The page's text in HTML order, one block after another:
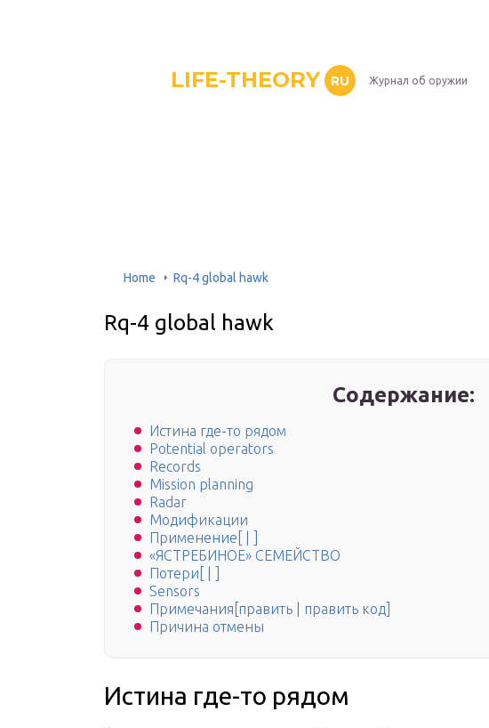
LIFE-THEORY RU Журнал об оружии
Home Rq-4 global hawk
Rq-4 global hawk
Содержание:
Истина где-то рядом
Potential operators
Records
Mission planning
Radar
Модификации
Применение[ | ]
«ЯСТРЕБИНОЕ» СЕМЕЙСТВО
Потери[ | ]
Sensors
Примечания[править | править код]
Причина отмены
Истина где-то рядом